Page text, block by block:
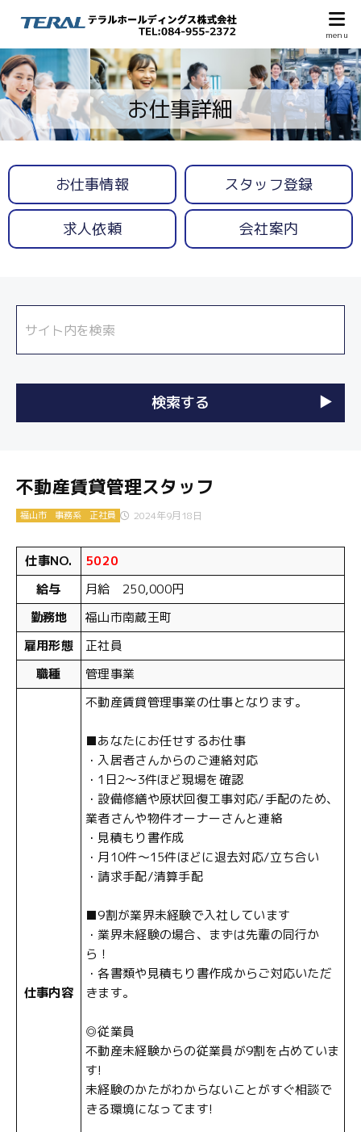
お仕事詳細
お仕事情報 スタッフ登録
求人依頼 会社案内
不動産賃貸管理スタッフ
2024年9月18日
福山市 事務系 正社員
仕事NO.
5020
給与
月給 250,000円
勤務地
福山市南蔵王町
雇用形態
正社員
職種
管理事業
仕事内容
不動産賃貸管理事業の仕事となります。
■あなたにお任せするお仕事
・入居者さんからのご連絡対応
・1日2～3件ほど現場を確認
・設備修繕や原状回復工事対応/手配のため、
業者さんや物件オーナーさんと連絡
・見積もり書作成
・月10件～15件ほどに退去対応/立ち合い
・請求手配/清算手配
■9割が業界未経験で入社しています
・業界未経験の場合、まずは先輩の同行か
ら！
・各書類や見積もり書作成からご対応いただ
きます。
◎従業員
不動産未経験からの従業員が9割を占めていま
す!
未経験のかたがわからないことがすぐ相談で
きる環境になってます!